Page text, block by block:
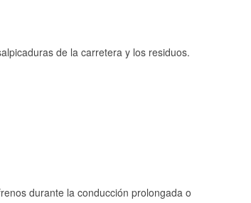
de la carretera y los residuos.
durante la conducción prolongada o